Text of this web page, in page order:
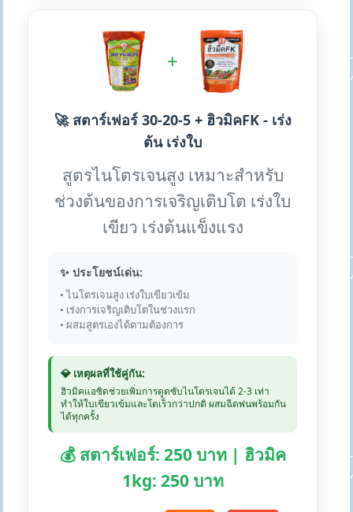
+
🚀 สตาร์เฟอร์ 30-20-5 + ฮิวมิคFK - เร่ง
ต้น เร่งใบ
สูตรไนโตรเจนสูง เหมาะสำหรับ
ช่วงต้นของการเจริญเติบโต เร่งใบ
เขียว เร่งต้นแข็งแรง
✨ ประโยชน์เด่น:
• ไนโตรเจนสูง เร่งใบเขียวเข้ม
• เร่งการเจริญเติบโตในช่วงแรก
• ผสมสูตรเองได้ตามต้องการ
💎 เหตุผลที่ใช้คู่กัน:
ฮิวมิคแอซิดช่วยเพิ่มการดูดซับไนโตรเจนได้ 2-3 เท่า
ทำให้ใบเขียวเข้มและโตเร็วกว่าปกติ ผสมฉีดพ่นพร้อมกัน
ได้ทุกครั้ง
💰 สตาร์เฟอร์: 250 บาท | ฮิวมิค
1kg: 250 บาท